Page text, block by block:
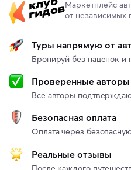
Маркетплейс
от независимых
Туры напрямую от
Бронируй без наценок и
Проверенные авторы
Все авторы
Безопасная оплата
Оплата через
Реальные отзывы